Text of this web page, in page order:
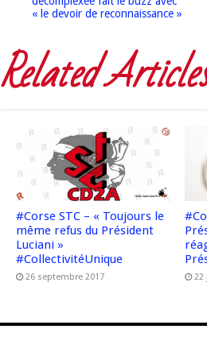
« le devoir de reconnaissance »
Related
#Corse STC – « Toujours le
même refus du Président
Luciani »
#CollectivitéUnique
26 septembre 2017 22